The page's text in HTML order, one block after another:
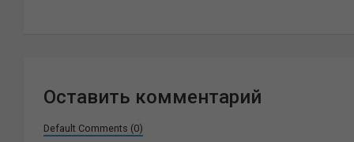
Оставить комментарий
Default Comments (0)